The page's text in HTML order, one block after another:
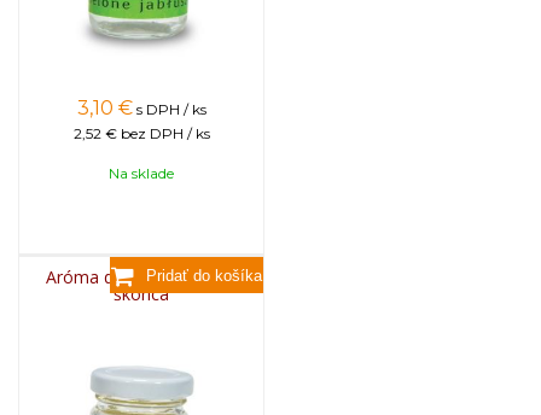
3,10 € s DPH / ks
2,52 € bez DPH / ks
Na sklade
Aróma do sviečok, 25g -
škorica